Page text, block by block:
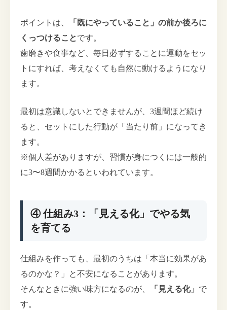
ポイントは、
「既にやっていること」の前か後ろに
くっつけることです。
歯磨きや食事など、毎日必ずすることに運動をセッ
トにすれば、考えなくても自然に動けるようになり
ます。
最初は意識しないとできませんが、3週間ほど続け
ると、セットにした行動が「当たり前」になってき
ます。
※個人差がありますが、習慣が身につくには一般的
に3〜8週間かかるといわれています。
④ 仕組み3：「見える化」でやる気
を育てる
仕組みを作っても、最初のうちは「本当に効果があ
るのかな？」と不安になることがあります。
そんなときに強い味方になるのが、
「見える化」 で
す。